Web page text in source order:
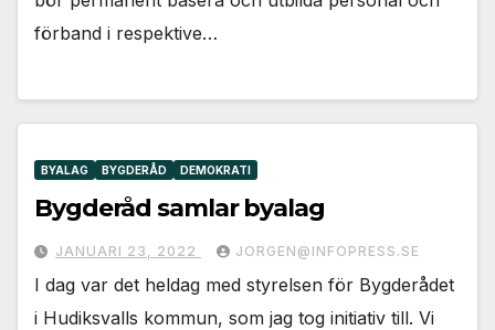
förband i respektive…
BYALAG BYGDERÅD DEMOKRATI
Bygderåd samlar byalag
JANUARI 23, 2022 JORGEN@INFOPRESS.SE
I dag var det heldag med styrelsen för Bygderådet
i Hudiksvalls kommun, som jag tog initiativ till. Vi